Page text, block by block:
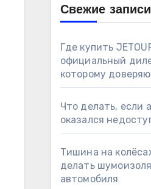
Свежие записи
Где купить
официальный
которому
Что делать, если
оказался
Тишина на
делать
автомобиля